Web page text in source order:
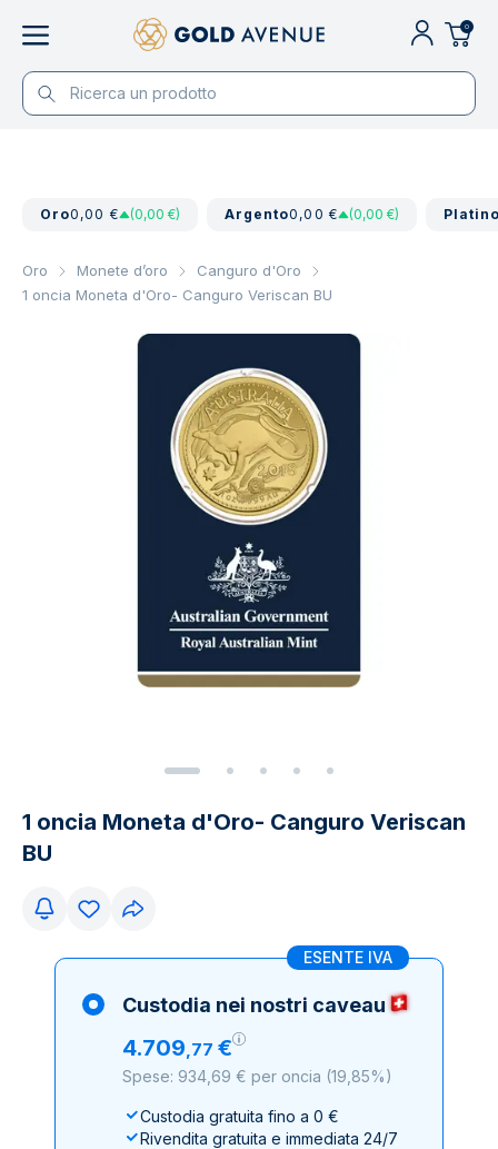
0
Oro0,00 € (0,00 €) Argento0,00 € (0,00 €)
Oro Monete d’oro
Canguro d'Oro
1 oncia Moneta d'Oro- Canguro Veriscan BU
1 oncia Moneta d'Oro- Canguro Veriscan
BU
ESENTE IVA
Custodia nei nostri caveau
4.709,77 €
Spese: 934,69 € per oncia (19,85%)
Custodia gratuita fino a 0 €
Rivendita gratuita e immediata 24/7